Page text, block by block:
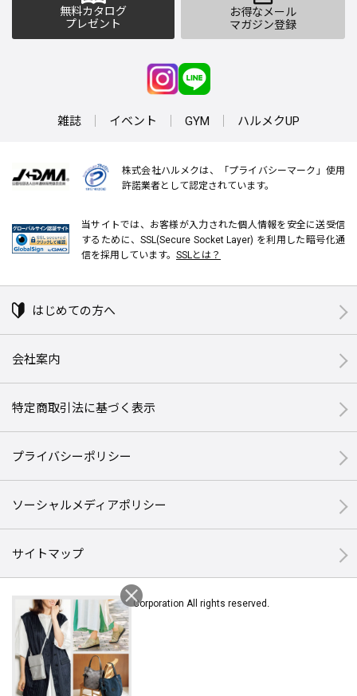
無料カタログ
プレゼント
お得なメール
マガジン登録
雑誌 イベント GYM ハルメクUP
株式会社ハルメクは、「プライバシーマーク」使用
許諾業者として認定されています。
当サイトでは、お客様が入力された個人情報を安全に送受信
するために、SSL(Secure Socket Layer) を利用した暗号化通
信を採用しています。 SSLとは？
はじめての方へ
会社案内
特定商取引法に基づく表示
プライバシーポリシー
ソーシャルメディアポリシー
サイトマップ
© Halmek Corporation All rights reserved.